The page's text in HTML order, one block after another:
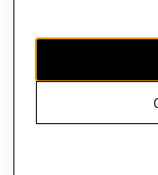
propiedad de H&M